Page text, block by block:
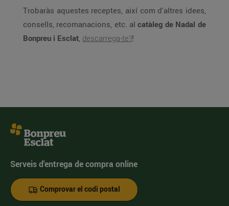
Trobaràs aquestes receptes, així com d'altres idees,
consells, recomanacions, etc. al catàleg de Nadal de
Bonpreu i Esclat, descarrega-te'l!
Serveis d'entrega de compra online
Comprovar el codi postal